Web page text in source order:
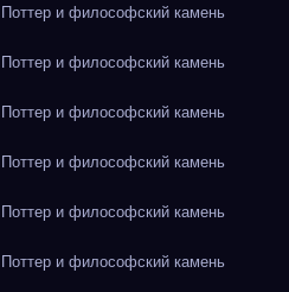
и философский камень
и философский камень
и философский камень
и философский камень
и философский камень
и философский камень